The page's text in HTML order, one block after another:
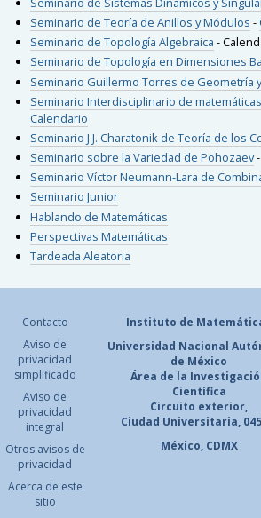
Seminario de Teoría de Anillos y Módulos -
Seminario de Topología Algebraica -
Seminario de Topología en Dimensiones
Seminario Guillermo Torres de Geometría
Seminario Interdisciplinario de
Calendario
Seminario J.J. Charatonik de Teoría de los
Seminario sobre la Variedad de Pohozaev-
Seminario Víctor Neumann-Lara de
Seminario Junior
Hablando de Matemáticas
Perspectivas Matemáticas
Tardeada Aleatoria
Contacto
Aviso de
privacidad
simplificado
Aviso de
privacidad
integral
Otros avisos de
privacidad
Acerca de este
sitio
Instituto de
Universidad Nacional
de México
Área de la
Científica
Circuito exterior,
Ciudad Universitaria,
México, CDMX